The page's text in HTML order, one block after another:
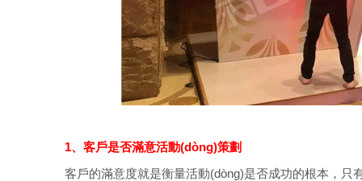
1、客戶是否滿意活動(dòng)策劃
客戶的滿意度就是衡量活動(dòng)是否成功的根本，只